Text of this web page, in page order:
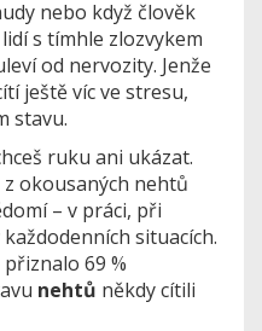
nebo když člověk
s tímhle zlozvykem
od nervozity. Jenže
ještě víc ve stresu,
stavu.
ruku ani ukázat.
z okousaných nehtů
– v práci, při
situacích.
69 %
nehtů někdy cítili